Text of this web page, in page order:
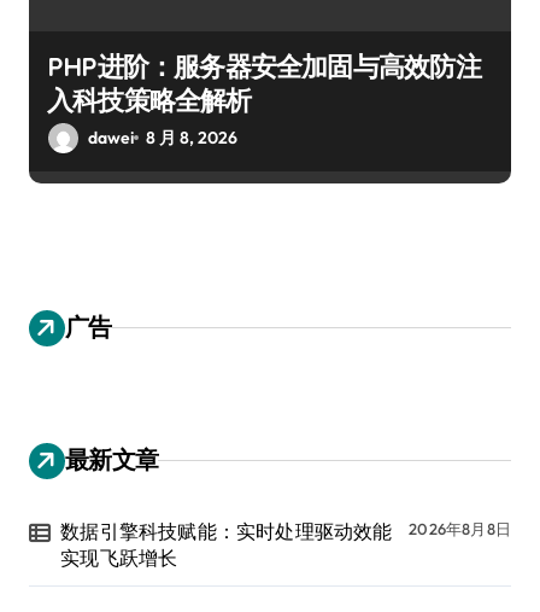
PHP进阶：服务器安全加固与高效防注
入科技策略全解析
dawei 8 月 8, 2026
广告
最新文章
数据引擎科技赋能：实时处理驱动效能
实现飞跃增长
2026年8月8日